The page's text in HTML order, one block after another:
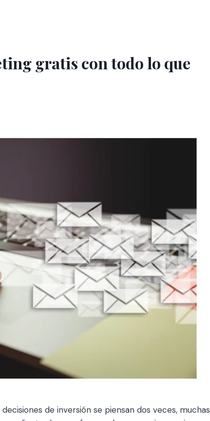
gratis con todo lo que
de inversión se piensan dos veces, muchas